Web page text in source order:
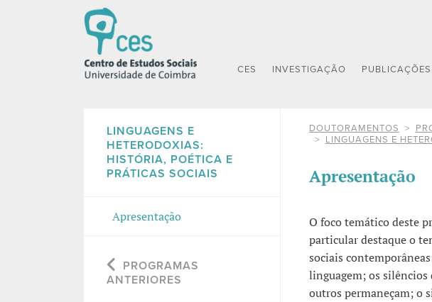
CES INVESTIGAÇÃO PUBLICAÇÕES
LINGUAGENS E
HETERODOXIAS:
HISTÓRIA, POÉTICA E
PRÁTICAS SOCIAIS
Apresentação
PROGRAMAS
ANTERIORES
DOUTORAMENTOS
LINGUAGENS E
Apresentação
O foco temático deste
particular destaque o
sociais
linguagem; os silêncios
outros permaneçam; o